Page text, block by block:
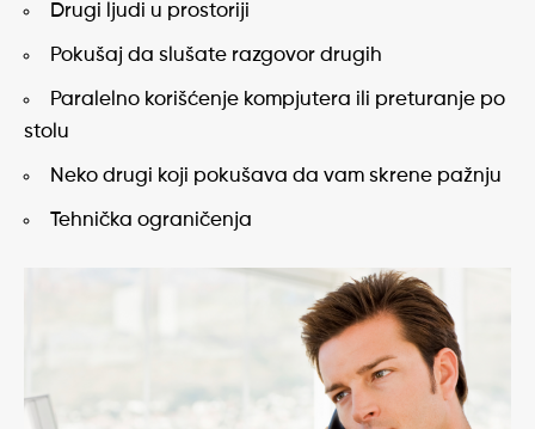
Drugi ljudi u prostoriji
Pokušaj da slušate razgovor drugih
Paralelno korišćenje kompjutera ili preturanje po
stolu
Neko drugi koji pokušava da vam skrene pažnju
Tehnička ograničenja